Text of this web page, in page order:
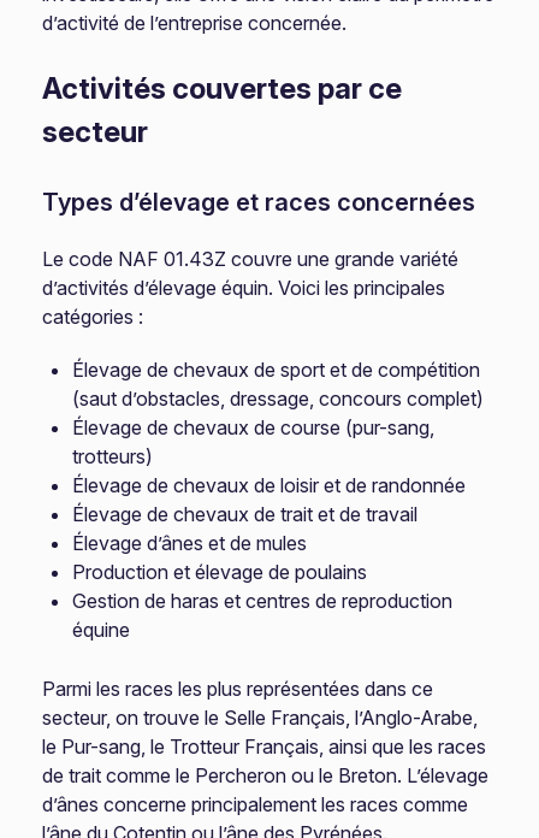
d’activité de l’entreprise concernée.
Activités couvertes par ce
secteur
Types d’élevage et races concernées
Le code NAF 01.43Z couvre une grande variété
d’activités d’élevage équin. Voici les principales
catégories :
Élevage de chevaux de sport et de compétition
(saut d’obstacles, dressage, concours complet)
Élevage de chevaux de course (pur-sang,
trotteurs)
Élevage de chevaux de loisir et de randonnée
Élevage de chevaux de trait et de travail
Élevage d’ânes et de mules
Production et élevage de poulains
Gestion de haras et centres de reproduction
équine
Parmi les races les plus représentées dans ce
secteur, on trouve le Selle Français, l’Anglo-Arabe,
le Pur-sang, le Trotteur Français, ainsi que les races
de trait comme le Percheron ou le Breton. L’élevage
d’ânes concerne principalement les races comme
l’âne du Cotentin ou l’âne des Pyrénées.